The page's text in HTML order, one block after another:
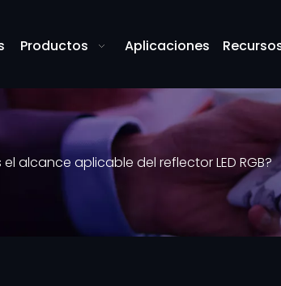
Productos Aplicaciones
el alcance aplicable del reflector LED RGB?